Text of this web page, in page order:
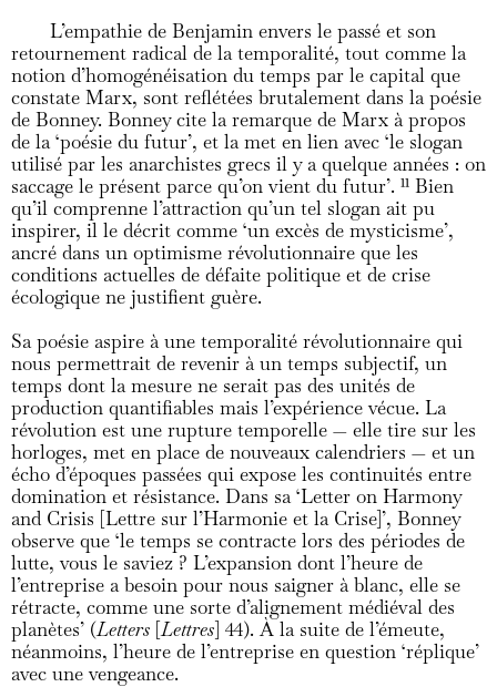
L’empathie de Benjamin envers le passé et son
retournement radical de la temporalité, tout comme la
notion d’homogénéisation du temps par le capital que
constate Marx, sont reflétées brutalement dans la poésie
de Bonney. Bonney cite la remarque de Marx à propos
de la ‘poésie du futur’, et la met en lien avec ‘le slogan
utilisé par les anarchistes grecs il y a quelque années : on
saccage le présent parce qu’on vient du futur’. 11 Bien
qu’il comprenne l’attraction qu’un tel slogan ait pu
inspirer, il le décrit comme ‘un excès de mysticisme’,
ancré dans un optimisme révolutionnaire que les
conditions actuelles de défaite politique et de crise
écologique ne justifient guère.
Sa poésie aspire à une temporalité révolutionnaire qui
nous permettrait de revenir à un temps subjectif, un
temps dont la mesure ne serait pas des unités de
production quantifiables mais l’expérience vécue. La
révolution est une rupture temporelle — elle tire sur les
horloges, met en place de nouveaux calendriers — et un
écho d’époques passées qui expose les continuités entre
domination et résistance. Dans sa ‘Letter on Harmony
and Crisis [Lettre sur l’Harmonie et la Crise]’, Bonney
observe que ‘le temps se contracte lors des périodes de
lutte, vous le saviez ? L’expansion dont l’heure de
l’entreprise a besoin pour nous saigner à blanc, elle se
rétracte, comme une sorte d’alignement médiéval des
planètes’ (Letters [Lettres] 44). À la suite de l’émeute,
néanmoins, l’heure de l’entreprise en question ‘réplique’
avec une vengeance.